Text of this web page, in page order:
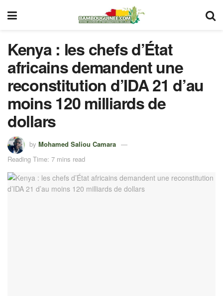
Kenya : les chefs d’État
africains demandent une
reconstitution d’IDA 21 d’au
moins 120 milliards de
dollars
by Mohamed Saliou Camara
Reading Time: 7 mins read